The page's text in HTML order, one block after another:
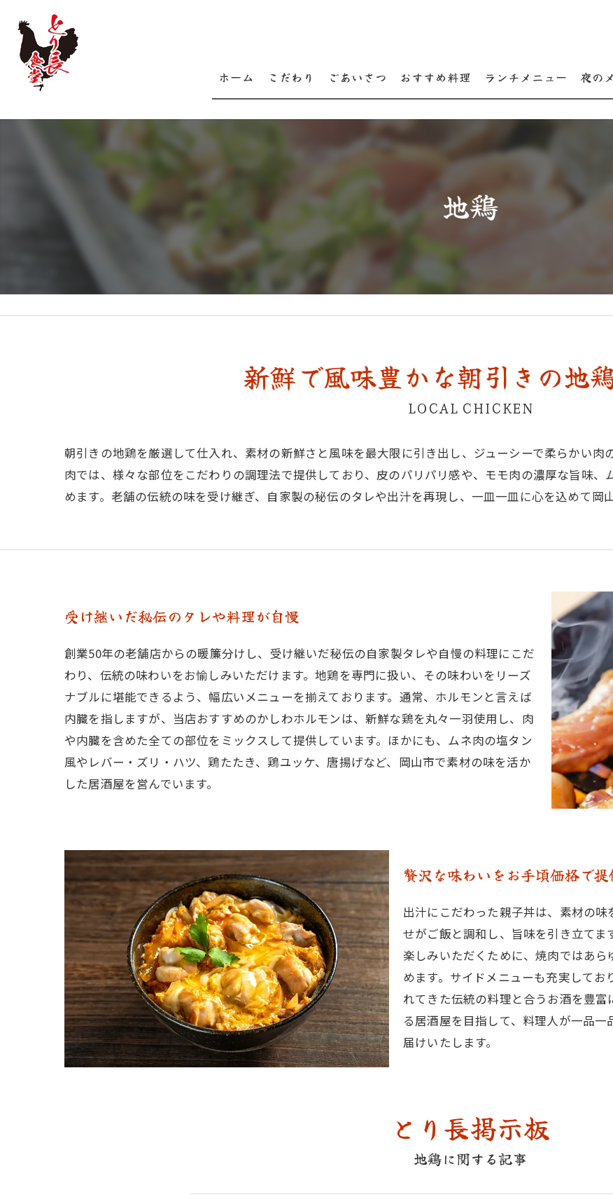
ホーム こだわり ごあいさつ おすすめ料理 ランチメニュー 夜の
地鶏
新鮮で風味豊かな朝引きの地
LOCAL CHICKEN
朝引きの地鶏を厳選して仕入れ、素材の新鮮さと風味を最大限に引き出し、ジューシーで柔らかい肉
肉では、様々な部位をこだわりの調理法で提供しており、皮のパリパリ感や、モモ肉の濃厚な旨味
めます。老舗の伝統の味を受け継ぎ、自家製の秘伝のタレや出汁を再現し、一皿一皿に心を込めて岡
受け継いだ秘伝のタレや料理が自慢
創業50年の老舗店からの暖簾分けし、受け継いだ秘伝の自家製タレや自慢の料理にこだ
わり、伝統の味わいをお愉しみいただけます。地鶏を専門に扱い、その味わいをリーズ
ナブルに堪能できるよう、幅広いメニューを揃えております。通常、ホルモンと言えば
内臓を指しますが、当店おすすめのかしわホルモンは、新鮮な鶏を丸々一羽使用し、肉
や内臓を含めた全ての部位をミックスして提供しています。ほかにも、ムネ肉の塩タン
風やレバー・ズリ・ハツ、鶏たたき、鶏ユッケ、唐揚げなど、岡山市で素材の味を活か
した居酒屋を営んでいます。
贅沢な味わいをお手頃価格で提
出汁にこだわった親子丼は、素材の
せがご飯と調和し、旨味を引き立て
楽しみいただくために、焼肉ではあ
めます。サイドメニューも充実して
れてきた伝統の料理と合うお酒を豊
る居酒屋を目指して、料理人が一品
届けいたします。
とり長掲示板
地鶏に関する記事